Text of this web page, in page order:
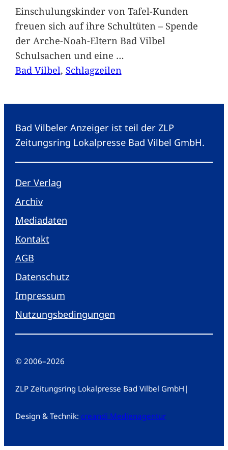
Einschulungskinder von Tafel-Kunden
freuen sich auf ihre Schultüten – Spende
der Arche-Noah-Eltern Bad Vilbel
Schulsachen und eine …
Bad Vilbel, Schlagzeilen
Bad Vilbeler Anzeiger ist teil der ZLP
Zeitungsring Lokalpresse Bad Vilbel GmbH.
Der Verlag
Archiv
Mediadaten
Kontakt
AGB
Datenschutz
Impressum
Nutzungsbedingungen
© 2006–2026
ZLP Zeitungsring Lokalpresse Bad Vilbel GmbH |
Design & Technik: creandi Medienagentur